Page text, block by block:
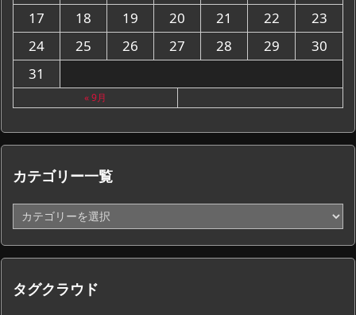
17
18 19 20 21 22
23
24
25 26 27 28 29
30
31
« 9月
カテゴリー一覧
テ
ゴ
リ
一
タグクラウド